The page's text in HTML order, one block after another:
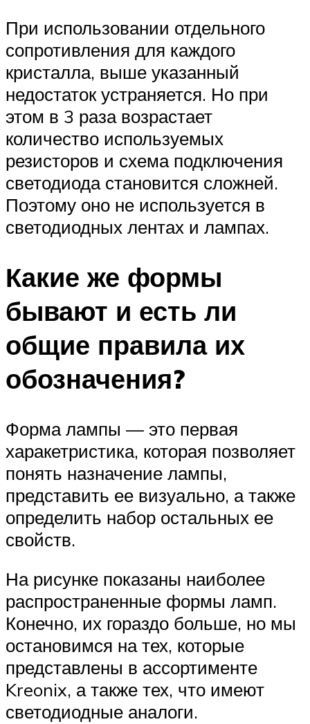
При использовании отдельного
сопротивления для каждого
кристалла, выше указанный
недостаток устраняется. Но при
этом в 3 раза возрастает
количество используемых
резисторов и схема подключения
светодиода становится сложней.
Поэтому оно не используется в
светодиодных лентах и лампах.
Какие же формы
бывают и есть ли
общие правила их
обозначения?
Форма лампы — это первая
харакетристика, которая позволяет
понять назначение лампы,
представить ее визуально, а также
определить набор остальных ее
свойств.
На рисунке показаны наиболее
распространенные формы ламп.
Конечно, их гораздо больше, но мы
остановимся на тех, которые
представлены в ассортименте
Kreonix, а также тех, что имеют
светодиодные аналоги.